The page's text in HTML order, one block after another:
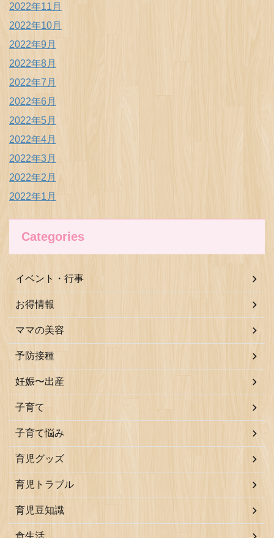
2022年11月
2022年10月
2022年9月
2022年8月
2022年7月
2022年6月
2022年5月
2022年4月
2022年3月
2022年2月
2022年1月
Categories
イベント・行事
お得情報
ママの美容
予防接種
妊娠〜出産
子育て
子育て悩み
育児グッズ
育児トラブル
育児豆知識
食生活